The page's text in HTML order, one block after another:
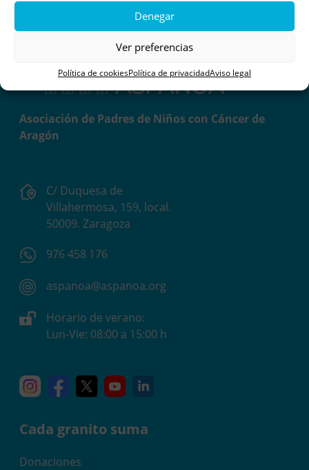
Denegar
Ver preferencias
Política de cookiesPolítica de privacidadAviso legal
Asociación de Padres de Niños con Cáncer de
Aragón
C/ Duquesa de
Villahermosa, 159, local.
50009. Zaragoza
976 458 176
aspanoa@aspanoa.org
Horario de verano:
Lun-Vie: 08:00 a 15:00 h
InstagramFacebook
X YouTube
Cada granito suma
Donaciones